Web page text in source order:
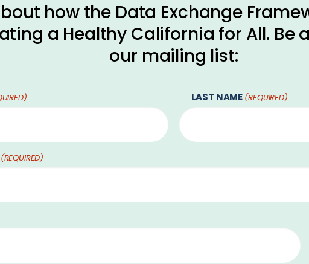
how the Data Exchange
a Healthy California for All. Be
our mailing list:
LAST NAME (REQUIRED)
(REQUIRED)